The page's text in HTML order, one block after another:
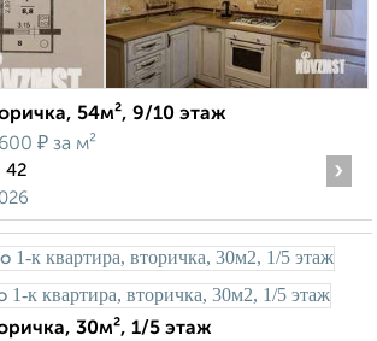
54м², 9/10 этаж
₽ за м²
42
›
30м², 1/5 этаж